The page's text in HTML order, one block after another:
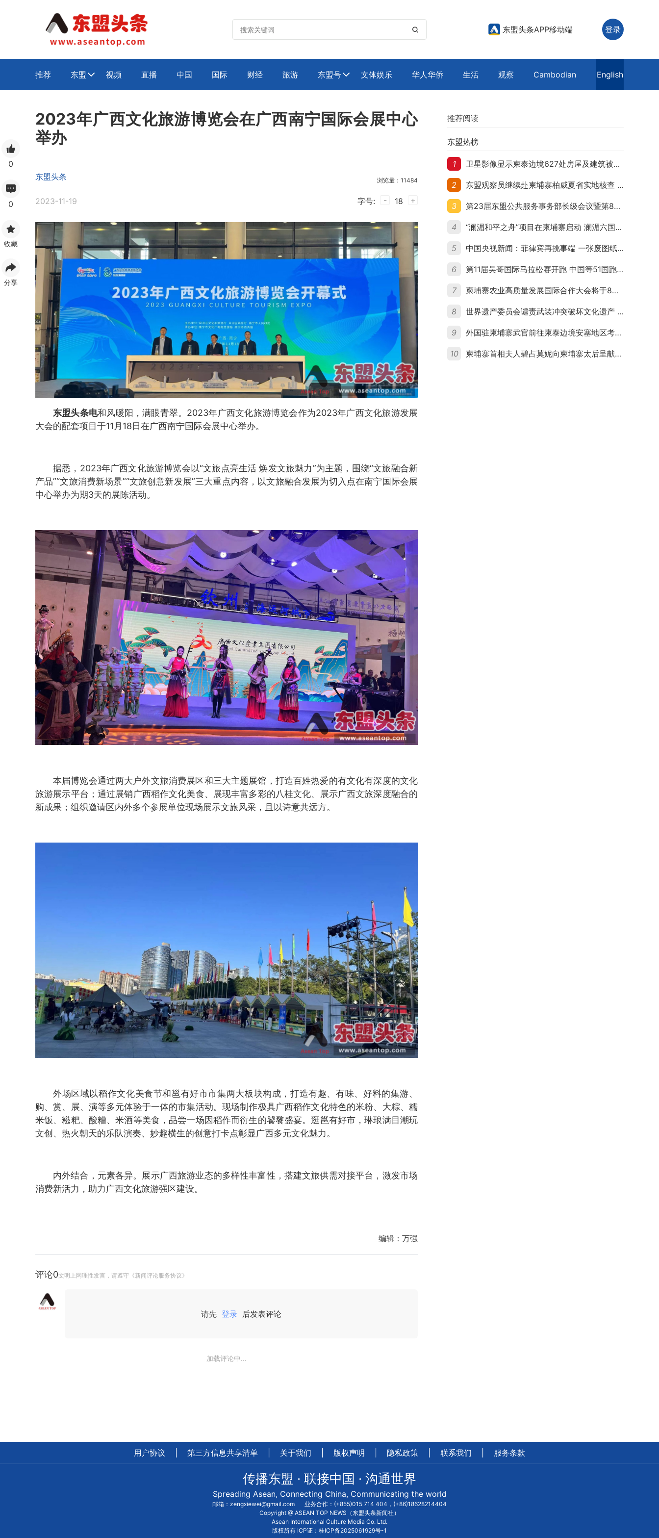
 东盟头条APP移动端 登录
推荐 东盟  视频 直播 中国 国际 财经 旅游 东盟号 文体娱乐 华人华侨 生活 观察 Cambodian English
0
0
收藏
分享
2023年广西文化旅游博览会在广西南宁国际会展中心
举办
东盟头条 浏览量：11484
2023-11-19 字号: - 18 +
东盟头条电和风暖阳，满眼青翠。2023年广西文化旅游博览会作为2023年广西文化旅游发展
大会的配套项目于11月18日在广西南宁国际会展中心举办。
据悉，2023年广西文化旅游博览会以“文旅点亮生活 焕发文旅魅力”为主题，围绕“文旅融合新
产品”“文旅消费新场景”“文旅创意新发展”三大重点内容，以文旅融合发展为切入点在南宁国际会展
中心举办为期3天的展陈活动。
本届博览会通过两大户外文旅消费展区和三大主题展馆，打造百姓热爱的有文化有深度的文化
旅游展示平台；通过展销广西稻作文化美食、展现丰富多彩的八桂文化、展示广西文旅深度融合的
新成果；组织邀请区内外多个参展单位现场展示文旅风采，且以诗意共远方。
外场区域以稻作文化美食节和邕有好市市集两大板块构成，打造有趣、有味、好料的集游、
购、赏、展、演等多元体验于一体的市集活动。现场制作极具广西稻作文化特色的米粉、大粽、糯
米饭、糍粑、酸糟、米酒等美食，品尝一场因稻作而衍生的饕餮盛宴。逛邕有好市，琳琅满目潮玩
文创、热火朝天的乐队演奏、妙趣横生的创意打卡点彰显广西多元文化魅力。
内外结合，元素各异。展示广西旅游业态的多样性丰富性，搭建文旅供需对接平台，激发市场
消费新活力，助力广西文化旅游强区建设。
编辑： 万强
评论0文明上网理性发言，请遵守《新闻评论服务协议》
请先 登录 后发表评论
加载评论中...
推荐阅读
东盟热榜
1 卫星影像显示柬泰边境627处房屋及建筑被夷平 人权组织呼吁保护平民财产
2 东盟观察员继续赴柬埔寨柏威夏省实地核查 走访遭袭柬埔寨平民村庄
3 第23届东盟公共服务事务部长级会议暨第8届东盟与中日韩公共服务事务部长级会议在柬埔寨暹粒开幕
4 “澜湄和平之舟”项目在柬埔寨启动 澜湄六国青年共话和平与发展
5 中国央视新闻：菲律宾再挑事端 一张废图纸划不走中国黄岩岛
6 第11届吴哥国际马拉松赛开跑 中国等51国跑者齐聚暹粒
7 柬埔寨农业高质量发展国际合作大会将于8月20日举行
8 世界遗产委员会谴责武装冲突破坏文化遗产 柬埔寨呼吁依法追责并加强国际合作
9 外国驻柬埔寨武官前往柬泰边境安塞地区考察 柬方介绍“危险握手”事件及边境情况
10 柬埔寨首相夫人碧占莫妮向柬埔寨太后呈献世界女童军“卓越领袖奖”
用户协议 第三方信息共享清单 关于我们 版权声明 隐私政策 联系我们 服务条款
传播东盟 · 联接中国 · 沟通世界
Spreading Asean, Connecting China, Communicating the world
邮箱：zengxiewei@gmail.com
业务合作：(+855)015 714 404，(+86)18628214404
Copyright @ ASEAN TOP NEWS（东盟头条新闻社）
Asean International Culture Media Co. Ltd.
版权所有 ICP证：桂ICP备2025061929号-1